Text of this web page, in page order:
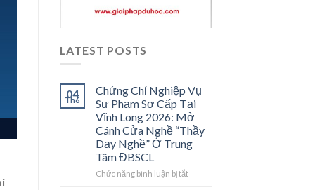
LATEST POSTS
04
Th6
Chứng Chỉ Nghiệp Vụ
Sư Phạm Sơ Cấp Tại
Vĩnh Long 2026: Mở
Cánh Cửa Nghề “Thầy
Dạy Nghề” Ở Trung
Tâm ĐBSCL
Chức năng bình luận bị tắtở